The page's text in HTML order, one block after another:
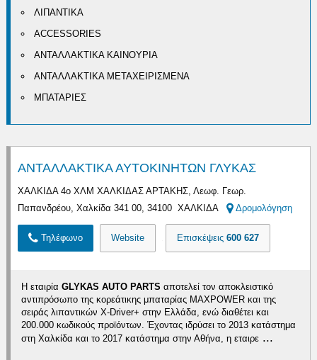
ΛΙΠΑΝΤΙΚΑ
ACCESSORIES
ΑΝΤΑΛΛΑΚΤΙΚΑ ΚΑΙΝΟΥΡΙΑ
ΑΝΤΑΛΛΑΚΤΙΚΑ ΜΕΤΑΧΕΙΡΙΣΜΕΝΑ
ΜΠΑΤΑΡΙΕΣ
ΑΝΤΑΛΛΑΚΤΙΚΑ ΑΥΤΟΚΙΝΗΤΩΝ ΓΛΥΚΑΣ
ΧΑΛΚΙΔΑ 4ο ΧΛΜ ΧΑΛΚΙΔΑΣ ΑΡΤΑΚΗΣ, Λεωφ. Γεωρ.
Παπανδρέου, Χαλκίδα 341 00, 34100 ΧΑΛΚΙΔΑ
Δρομολόγηση
Τηλέφωνο Website Επισκέψεις600 627
Η εταιρία GLYKAS AUTO PARTSαποτελεί τον αποκλειστικό
αντιπρόσωπο της κορεάτικης μπαταρίας MAXPOWER και της
σειράς λιπαντικών X-Driver+ στην Ελλάδα, ενώ διαθέτει και
200.000 κωδικούς προϊόντων. Έχοντας ιδρύσει το 2013 κατάστημα
στη Χαλκίδα και το 2017 κατάστημα στην Αθήνα, η εταιρε ...